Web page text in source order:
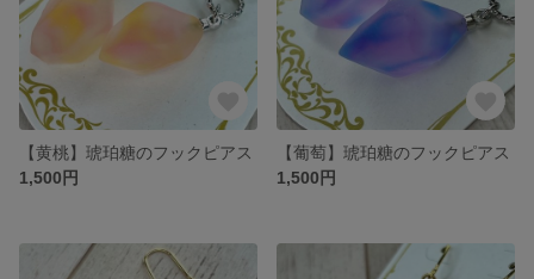
【黄桃】琥珀糖のフックピアス
1,500円
【葡萄】琥珀糖のフックピアス
1,500円